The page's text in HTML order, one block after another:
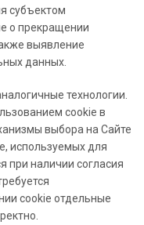
субъектом
о прекращении
выявление
данных.
технологии.
cookie в
выбора на Сайте
используемых для
при наличии согласия
cookie отдельные